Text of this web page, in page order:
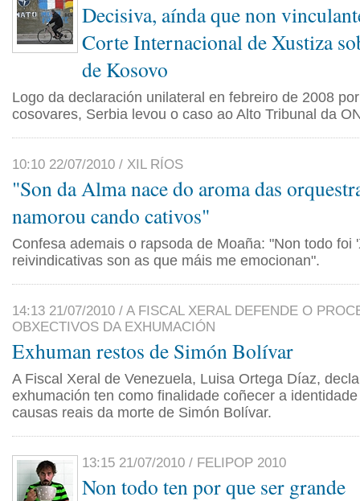
Decisiva, aínda que non
Corte Internacional de Xustiza
de Kosovo
Logo da declaración unilateral en febreiro de 2008
cosovares, Serbia levou o caso ao Alto Tribunal da
10:10 22/07/2010 / XIL RÍOS
"Son da Alma nace do aroma das
namorou cando cativos"
Confesa ademais o rapsoda de Moaña: "Non todo foi
reivindicativas son as que máis me emocionan".
14:13 21/07/2010 / A FISCAL XERAL DEFENDE O
OBXECTIVOS DA EXHUMACIÓN
Exhuman restos de Simón Bolívar
A Fiscal Xeral de Venezuela, Luisa Ortega Díaz,
exhumación ten como finalidade coñecer a
causas reais da morte de Simón Bolívar.
13:15 21/07/2010 / FELIPOP 2010
Non todo ten por que ser grande